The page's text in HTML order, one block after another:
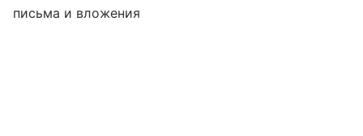
письма и вложения